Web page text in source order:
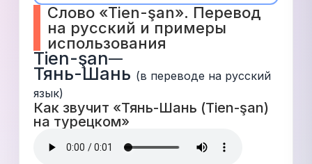
Числа
Глаголы
Служебные
Существительные
Прилагательные
Слово «Tien-şan». Перевод
на русский и примеры
использования
Tien-şan—
Тянь-Шань (в переводе на русский
язык)
Как звучит «Тянь-Шань (Tien-şan)
на турецком»